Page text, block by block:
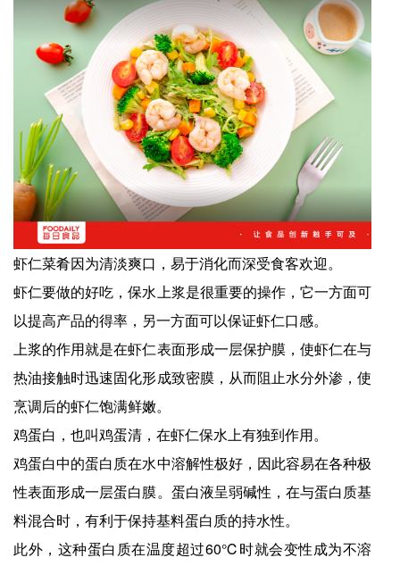
虾仁菜肴因为清淡爽口，易于消化而深受食客欢迎。
虾仁要做的好吃，保水上浆是很重要的操作，它一方面可
以提高产品的得率，另一方面可以保证虾仁口感。
上浆的作用就是在虾仁表面形成一层保护膜，使虾仁在与
热油接触时迅速固化形成致密膜，从而阻止水分外渗，使
烹调后的虾仁饱满鲜嫩。
鸡蛋白，也叫鸡蛋清，在虾仁保水上有独到作用。
鸡蛋白中的蛋白质在水中溶解性极好，因此容易在各种极
性表面形成一层蛋白膜。蛋白液呈弱碱性，在与蛋白质基
料混合时，有利于保持基料蛋白质的持水性。
此外，这种蛋白质在温度超过60℃时就会变性成为不溶